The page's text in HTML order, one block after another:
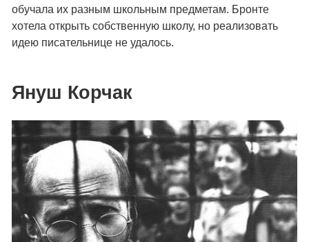
обучала их разным школьным предметам. Бронте
хотела открыть собственную школу, но реализовать
идею писательнице не удалось.
Януш Корчак